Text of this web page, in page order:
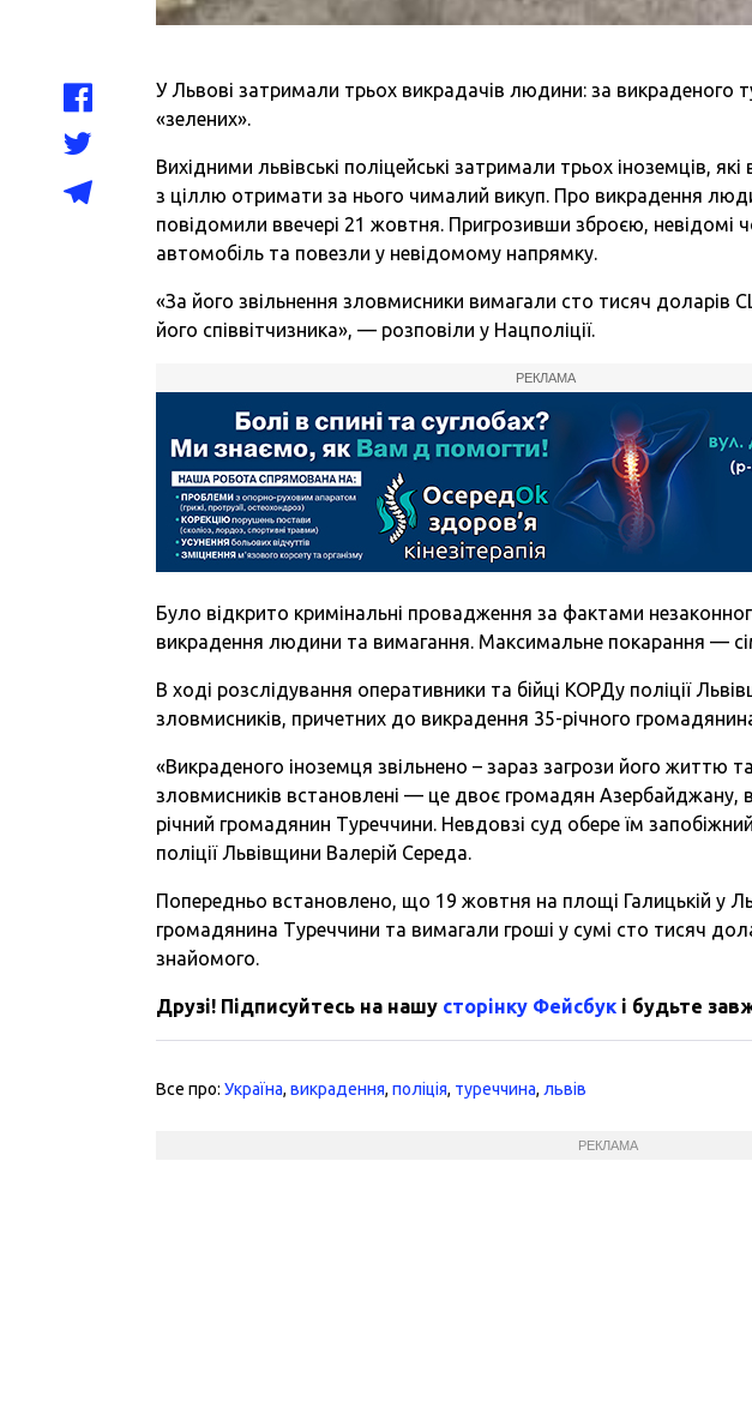
У Львові затримали трьох викрадачів людини: за викраденого
«зелених».
Вихідними львівські поліцейські затримали трьох іноземців,
з ціллю отримати за нього чималий викуп. Про викрадення
повідомили ввечері 21 жовтня. Пригрозивши зброєю, невідомі
автомобіль та повезли у невідомому напрямку.
«За його звільнення зловмисники вимагали сто тисяч доларів
його співвітчизника», — розповіли у Нацполіції.
РЕКЛАМА
Було відкрито кримінальні провадження за фактами
викрадення людини та вимагання. Максимальне покарання — сім
В ході розслідування оперативники та бійці КОРДу поліції
зловмисників, причетних до викрадення 35-річного
«Викраденого іноземця звільнено – зараз загрози його життю
зловмисників встановлені — це двоє громадян Азербайджану,
річний громадянин Туреччини. Невдовзі суд обере їм
поліції Львівщини Валерій Середа.
Попередньо встановлено, що 19 жовтня на площі Галицькій у
громадянина Туреччини та вимагали гроші у сумі сто тисяч
знайомого.
Друзі! Підписуйтесь на нашу сторінку Фейсбук і будьте
Все про:Україна,викрадення,поліція, туреччина, львів
РЕКЛАМА